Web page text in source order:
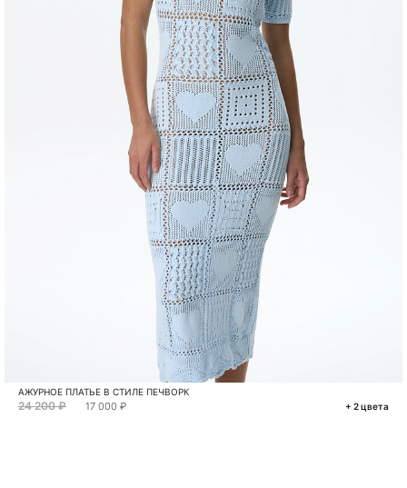
АЖУРНОЕ ПЛАТЬЕ В СТИЛЕ ПЕЧВОРК
24 200 ₽ 17 000 ₽ + 2 цвета